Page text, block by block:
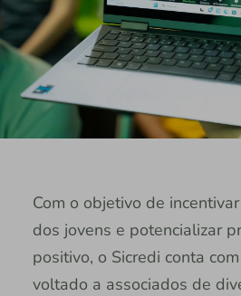
Com o objetivo de
dos jovens e potencializar
positivo, o Sicredi conta
voltado a associados de